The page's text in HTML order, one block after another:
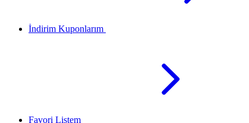
İndirim Kuponlarım
Favori Listem